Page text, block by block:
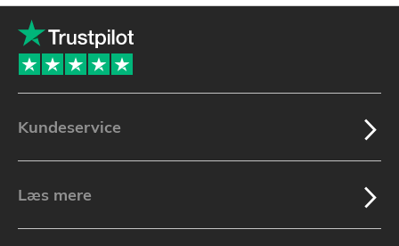
Kundeservice
Læs mere